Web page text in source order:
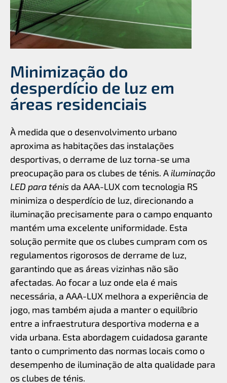
Minimização do
desperdício de luz em
áreas residenciais
À medida que o desenvolvimento urbano
aproxima as habitações das instalações
desportivas, o derrame de luz torna-se uma
preocupação para os clubes de ténis. A iluminação
LED para ténis da AAA-LUX com tecnologia RS
minimiza o desperdício de luz, direcionando a
iluminação precisamente para o campo enquanto
mantém uma excelente uniformidade. Esta
solução permite que os clubes cumpram com os
regulamentos rigorosos de derrame de luz,
garantindo que as áreas vizinhas não são
afectadas. Ao focar a luz onde ela é mais
necessária, a AAA-LUX melhora a experiência de
jogo, mas também ajuda a manter o equilíbrio
entre a infraestrutura desportiva moderna e a
vida urbana. Esta abordagem cuidadosa garante
tanto o cumprimento das normas locais como o
desempenho de iluminação de alta qualidade para
os clubes de ténis.